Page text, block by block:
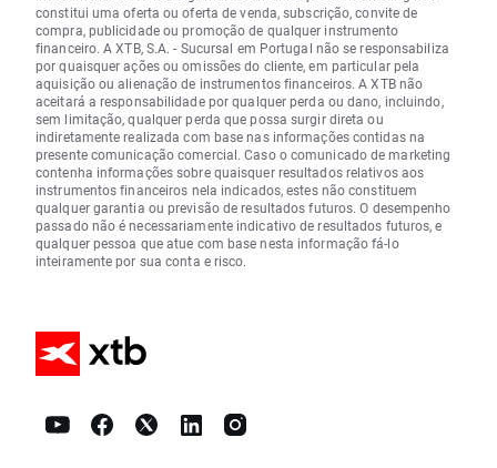
constitui uma oferta ou oferta de venda, subscrição, convite de
compra, publicidade ou promoção de qualquer instrumento
financeiro. A XTB, S.A. - Sucursal em Portugal não se responsabiliza
por quaisquer ações ou omissões do cliente, em particular pela
aquisição ou alienação de instrumentos financeiros. A XTB não
aceitará a responsabilidade por qualquer perda ou dano, incluindo,
sem limitação, qualquer perda que possa surgir direta ou
indiretamente realizada com base nas informações contidas na
presente comunicação comercial. Caso o comunicado de marketing
contenha informações sobre quaisquer resultados relativos aos
instrumentos financeiros nela indicados, estes não constituem
qualquer garantia ou previsão de resultados futuros. O desempenho
passado não é necessariamente indicativo de resultados futuros, e
qualquer pessoa que atue com base nesta informação fá-lo
inteiramente por sua conta e risco.